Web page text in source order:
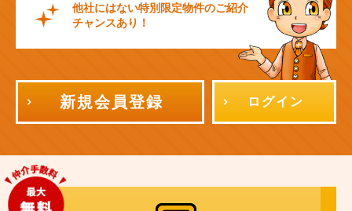
他社にはない特別限定物件のご紹介
チャンスあり！
新規会員登録 ログイン